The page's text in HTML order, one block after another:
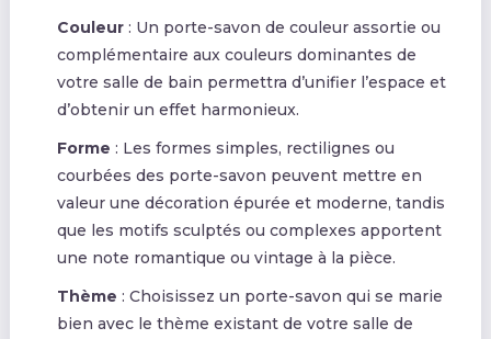
Couleur: Un porte-savon de couleur assortie ou
complémentaire aux couleurs dominantes de
votre salle de bain permettra d’unifier l’espace et
d’obtenir un effet harmonieux.
Forme : Les formes simples, rectilignes ou
courbées des porte-savon peuvent mettre en
valeur une décoration épurée et moderne, tandis
que les motifs sculptés ou complexes apportent
une note romantique ou vintage à la pièce.
Thème : Choisissez un porte-savon qui se marie
bien avec le thème existant de votre salle de